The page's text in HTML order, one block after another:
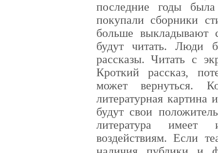
последние годы
покупали сборники
больше
будут читать. Люди
рассказы. Читать с
Кроткий рассказ,
может вернуться.
литературная картина
будут свои
литература
воздействиям. Если